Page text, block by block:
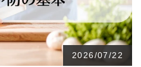
2026/07/22